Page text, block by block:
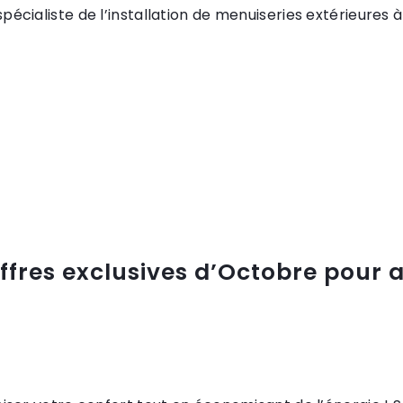
de l’installation de menuiseries extérieures
exclusives d’Octobre pour